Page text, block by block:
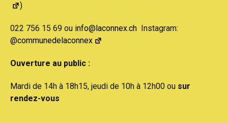
)
022 756 15 69 ou info@laconnex.ch Instagram:
@communedelaconnex
Ouverture au public :
Mardi de 14h à 18h15, jeudi de 10h à 12h00 ou sur
rendez-vous